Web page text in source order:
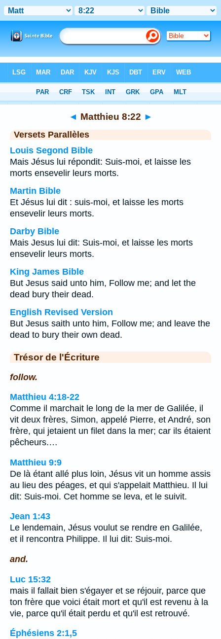
Chapitre 8 > Verset 22
◄ Matthieu 8:22 ►
Versets Parallèles
Louis Segond Bible
Mais Jésus lui répondit: Suis-moi, et laisse les
morts ensevelir leurs morts.
Martin Bible
Et Jésus lui dit : suis-moi, et laisse les morts
ensevelir leurs morts.
Darby Bible
Mais Jesus lui dit: Suis-moi, et laisse les morts
ensevelir leurs morts.
King James Bible
But Jesus said unto him, Follow me; and let the
dead bury their dead.
English Revised Version
But Jesus saith unto him, Follow me; and leave the
dead to bury their own dead.
Trésor de l'Écriture
follow.
Matthieu 4:18-22
Comme il marchait le long de la mer de Galilée, il
vit deux frères, Simon, appelé Pierre, et André, son
frère, qui jetaient un filet dans la mer; car ils étaient
pêcheurs.…
Matthieu 9:9
De là étant allé plus loin, Jésus vit un homme assis
au lieu des péages, et qui s'appelait Matthieu. Il lui
dit: Suis-moi. Cet homme se leva, et le suivit.
Jean 1:43
Le lendemain, Jésus voulut se rendre en Galilée,
et il rencontra Philippe. Il lui dit: Suis-moi.
and.
Luc 15:32
mais il fallait bien s'égayer et se réjouir, parce que
ton frère que voici était mort et qu'il est revenu à la
vie, parce qu'il était perdu et qu'il est retrouvé.
Éphésiens 2:1,5